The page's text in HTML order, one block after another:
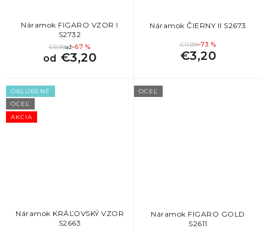
Náramok FIGARO VZOR I
S2732
€9,99až–67 %
od €3,20
Náramok ČIERNY II S2673
€11,99–73 %
€3,20
AKCIA
OBĽÚBENÉ
OCEĽ
Náramok KRÁĽOVSKÝ VZOR
S2663
OCEĽ
Náramok FIGARO GOLD
S2611